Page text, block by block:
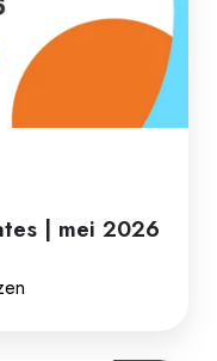
| mei 2026